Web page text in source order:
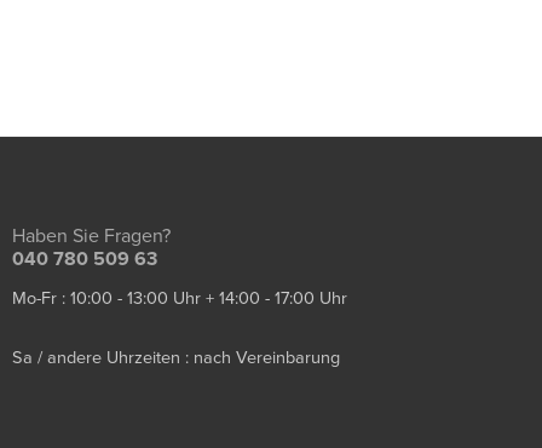
Haben Sie Fragen?
040 780 509 63
Mo-Fr : 10:00 - 13:00 Uhr + 14:00 - 17:00 Uhr
Sa / andere Uhrzeiten : nach Vereinbarung